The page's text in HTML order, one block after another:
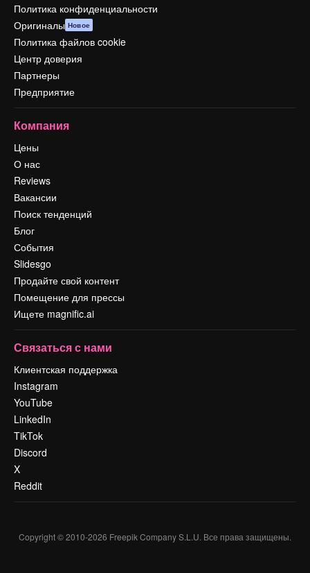
Политика конфиденциальности
Оригиналы Новое
Политика файлов cookie
Центр доверия
Партнеры
Предприятие
Компания
Цены
О нас
Reviews
Вакансии
Поиск тенденций
Блог
События
Slidesgo
Продайте свой контент
Помещение для прессы
Ищете magnific.ai
Связаться с нами
Клиентская поддержка
Instagram
YouTube
LinkedIn
TikTok
Discord
X
Reddit
Copyright © 2010-2026 Freepik Company S.L.U. Все права защищены.